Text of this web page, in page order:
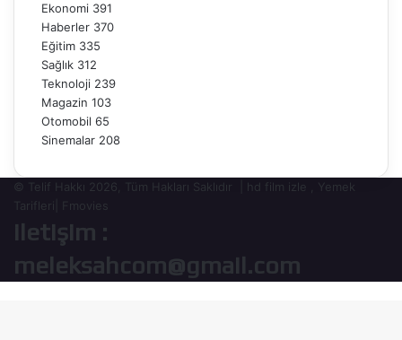
Ekonomi 391
Haberler 370
Eğitim 335
Sağlık 312
Teknoloji 239
Magazin 103
Otomobil 65
Sinemalar 208
© Telif Hakkı 2026, Tüm Hakları Saklıdır | hd film izle
Yemek
Tarifleri
Fmovies
iletişim :
meleksahcom@gmail.com